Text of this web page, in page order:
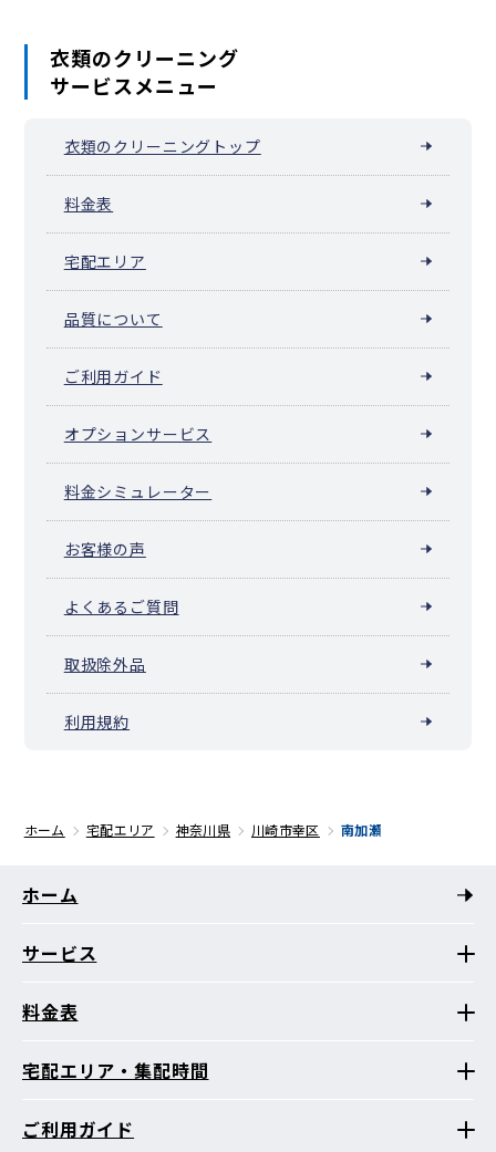
衣類のクリーニング
サービスメニュー
衣類のクリーニングトップ
料金表
宅配エリア
品質について
ご利用ガイド
オプションサービス
料金シミュレーター
お客様の声
よくあるご質問
取扱除外品
利用規約
ホーム 宅配エリア 神奈川県 川崎市幸区 南加瀬
ホーム
サービス
料金表
宅配エリア・集配時間
ご利用ガイド